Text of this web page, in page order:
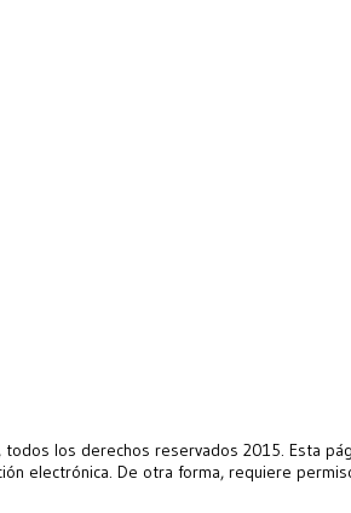
todos los derechos reservados 2015. Esta
electrónica. De otra forma, requiere